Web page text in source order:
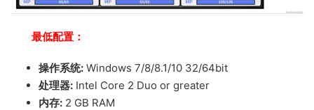
最低配置：
操作系统: Windows 7/8/8.1/10 32/64bit
处理器: Intel Core 2 Duo or greater
内存: 2 GB RAM